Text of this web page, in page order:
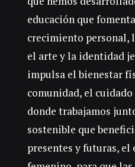
educación que
crecimiento personal,
el arte y la identidad
impulsa el bienestar
comunidad, el
donde trabajamos
sostenible que
presentes y futuras,